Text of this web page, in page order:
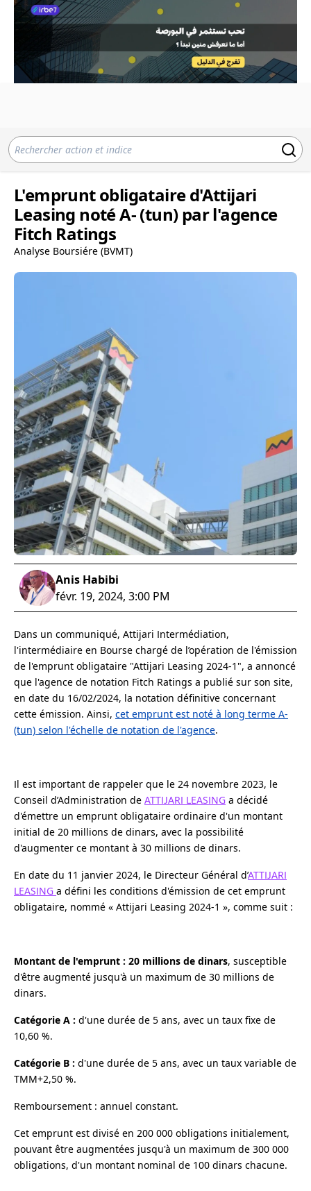
L'emprunt obligataire d'Attijari
Leasing noté A- (tun) par l'agence
Fitch Ratings
Analyse Boursiére (BVMT)
Anis Habibi
févr. 19, 2024, 3:00 PM
Dans un communiqué, Attijari Intermédiation,
l'intermédiaire en Bourse chargé de l’opération de l'émission
de l'emprunt obligataire "Attijari Leasing 2024-1", a annoncé
que l'agence de notation Fitch Ratings a publié sur son site,
en date du 16/02/2024, la notation définitive concernant
cette émission. Ainsi, cet emprunt est noté à long terme A-
(tun) selon l'échelle de notation de l'agence.
Il est important de rappeler que le 24 novembre 2023, le
Conseil d’Administration de ATTIJARI LEASING a décidé
d'émettre un emprunt obligataire ordinaire d'un montant
initial de 20 millions de dinars, avec la possibilité
d'augmenter ce montant à 30 millions de dinars.
En date du 11 janvier 2024, le Directeur Général d’ATTIJARI
LEASING a défini les conditions d'émission de cet emprunt
obligataire, nommé « Attijari Leasing 2024-1 », comme suit :
Montant de l'emprunt : 20 millions de dinars, susceptible
d'être augmenté jusqu'à un maximum de 30 millions de
dinars.
Catégorie A : d'une durée de 5 ans, avec un taux fixe de
10,60 %.
Catégorie B : d'une durée de 5 ans, avec un taux variable de
TMM+2,50 %.
Remboursement : annuel constant.
Cet emprunt est divisé en 200 000 obligations initialement,
pouvant être augmentées jusqu'à un maximum de 300 000
obligations, d'un montant nominal de 100 dinars chacune.